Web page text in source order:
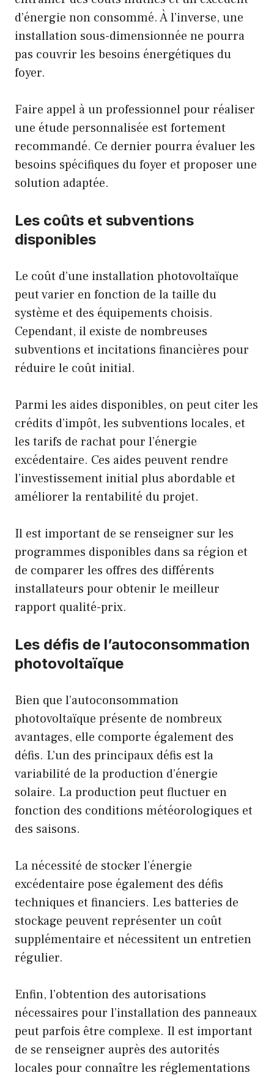
d’énergie non consommé. À l’inverse, une
installation sous-dimensionnée ne pourra
pas couvrir les besoins énergétiques du
foyer.
Faire appel à un professionnel pour réaliser
une étude personnalisée est fortement
recommandé. Ce dernier pourra évaluer les
besoins spécifiques du foyer et proposer une
solution adaptée.
Les coûts et subventions
disponibles
Le coût d’une installation photovoltaïque
peut varier en fonction de la taille du
système et des équipements choisis.
Cependant, il existe de nombreuses
subventions et incitations financières pour
réduire le coût initial.
Parmi les aides disponibles, on peut citer les
crédits d’impôt, les subventions locales, et
les tarifs de rachat pour l’énergie
excédentaire. Ces aides peuvent rendre
l’investissement initial plus abordable et
améliorer la rentabilité du projet.
Il est important de se renseigner sur les
programmes disponibles dans sa région et
de comparer les offres des différents
installateurs pour obtenir le meilleur
rapport qualité-prix.
Les défis de l’autoconsommation
photovoltaïque
Bien que l’autoconsommation
photovoltaïque présente de nombreux
avantages, elle comporte également des
défis. L’un des principaux défis est la
variabilité de la production d’énergie
solaire. La production peut fluctuer en
fonction des conditions météorologiques et
des saisons.
La nécessité de stocker l’énergie
excédentaire pose également des défis
techniques et financiers. Les batteries de
stockage peuvent représenter un coût
supplémentaire et nécessitent un entretien
régulier.
Enfin, l’obtention des autorisations
nécessaires pour l’installation des panneaux
peut parfois être complexe. Il est important
de se renseigner auprès des autorités
locales pour connaître les réglementations